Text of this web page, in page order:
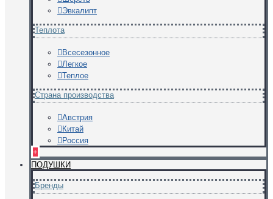
Эвкалипт
Теплота
Всесезонное
Легкое
Теплое
Страна производства
Австрия
Китай
Россия
+
ПОДУШКИ
Бренды